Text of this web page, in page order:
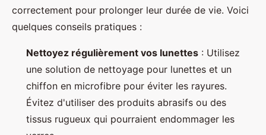
correctement pour prolonger leur durée de vie. Voici
quelques conseils pratiques :
Nettoyez régulièrement vos lunettes : Utilisez
une solution de nettoyage pour lunettes et un
chiffon en microfibre pour éviter les rayures.
Évitez d'utiliser des produits abrasifs ou des
tissus rugueux qui pourraient endommager les